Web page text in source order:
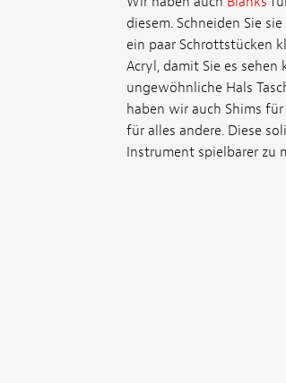
diesem. Schneiden Sie
ein paar Schrottstücken
Acryl, damit Sie es
ungewöhnliche Hals
haben wir auch Shims
für alles andere. Diese
Instrument spielbarer zu